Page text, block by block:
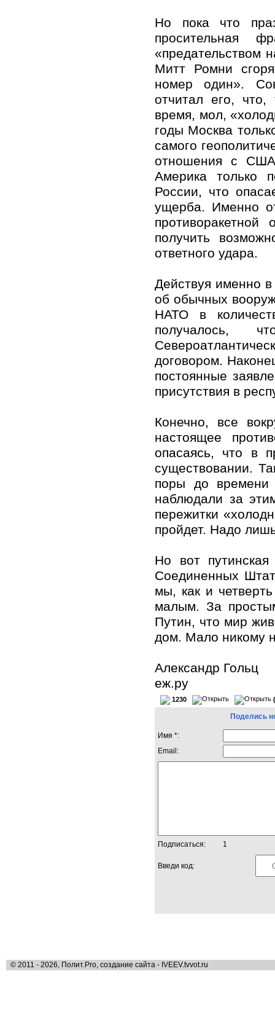
Но пока что
просительная
«предательством
Митт Ромни
номер один».
отчитал его,
время, мол,
годы Москва
самого
отношения с США
Америка только
России, что
ущерба. Именно
получить
ответного удара.
Действуя именно в
об обычных
НАТО в
получалось,
договором.
постоянные
присутствия в
Конечно, все
настоящее
опасаясь, что в
существовании.
поры до
наблюдали за
пережитки
пройдет. Надо
Но вот
Соединенных
мы, как и
малым. За
Путин, что мир
дом. Мало никому
Александр Гольц
еж.ру
1230
Поделись
Имя *:
Email:
Подписаться: 1
Введи код:
© 2011 - 2026, Полит.Pro, создание сайта - IVEEV.tvvot.ru